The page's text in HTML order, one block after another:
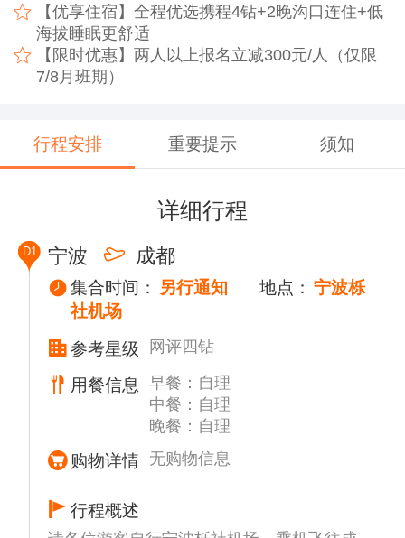
【优享住宿】全程优选携程4钻+2晚沟口连住+低
海拔睡眠更舒适
【限时优惠】两人以上报名立减300元/人（仅限
7/8月班期）
行程安排 重要提示 须知
详细行程
D1 宁波 成都
集合时间： 另行通知 地点： 宁波栎
社机场
参考星级
网评四钻
用餐信息
早餐：自理
中餐：自理
晚餐：自理
购物详情 无购物信息
行程概述